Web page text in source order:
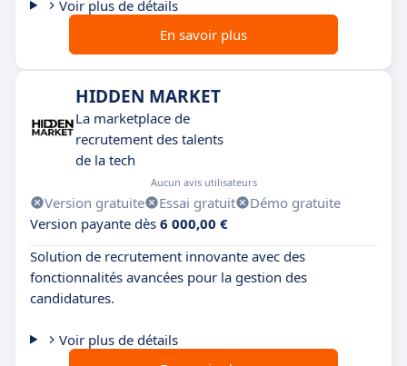
Voir plus de détails
En savoir plus
HIDDEN MARKET
La marketplace de
recrutement des talents
de la tech
Aucun avis utilisateurs
Version gratuite Essai gratuit
Démo gratuite
Version payante dès 6 000,00 €
Solution de recrutement innovante avec des
fonctionnalités avancées pour la gestion des
candidatures.
Voir plus de détails